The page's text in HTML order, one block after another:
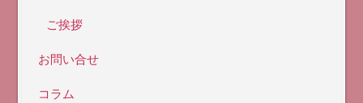
ご挨拶
お問い合せ
コラム